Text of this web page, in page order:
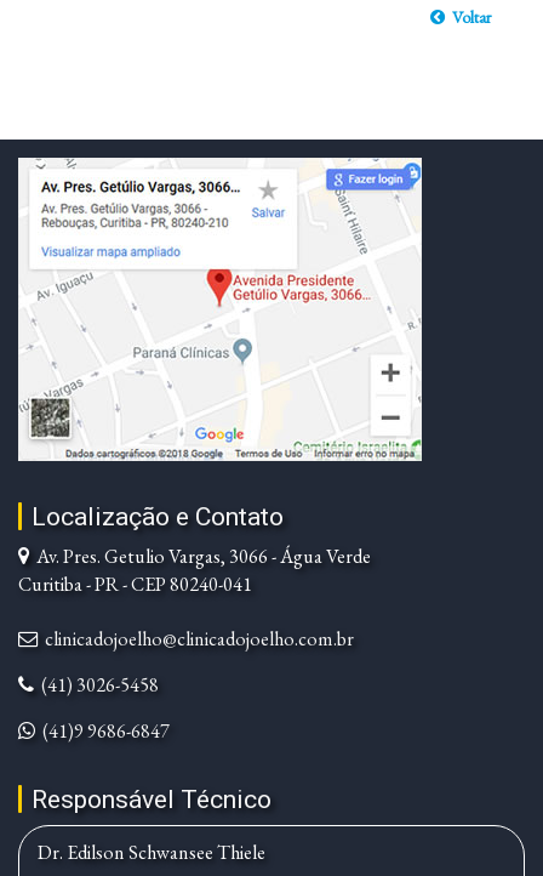
Voltar
Localização e Contato
Av. Pres. Getulio Vargas, 3066 - Água Verde
Curitiba - PR - CEP 80240-041
clinicadojoelho@clinicadojoelho.com.br
(41) 3026-5458
(41)9 9686-6847
Responsável Técnico
Dr. Edilson Schwansee Thiele